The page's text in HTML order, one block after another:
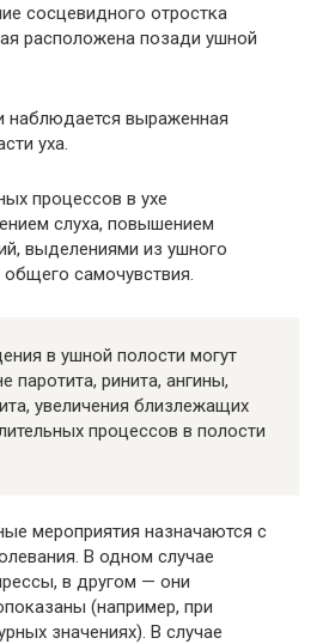
сосцевидного отростка
расположена позади ушной
наблюдается выраженная
уха.
процессов в ухе
слуха, повышением
выделениями из ушного
самочувствия.
в ушной полости могут
паротита, ринита, ангины,
увеличения близлежащих
процессов в полости
мероприятия назначаются с
В одном случае
в другом — они
(например, при
значениях). В случае